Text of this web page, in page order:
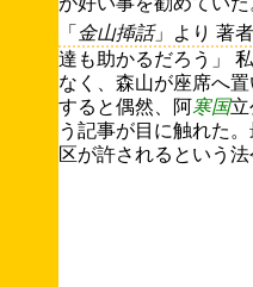
「 金山揷話」より 著
達も助かるだろう」
なく、森山が座席へ置
すると偶然、阿寒国立
う記事が目に触れた
区が許されるという